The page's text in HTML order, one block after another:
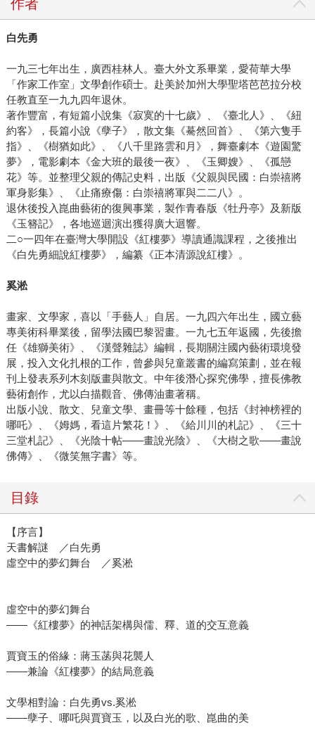
作者
白先勇
一九三七年出生，廣西桂林人。臺大外文系畢業，愛荷華大學
「作家工作室」文學創作碩士。赴美於加州大學聖塔芭芭拉分校
任教直至一九九四年退休。
著作豐富，有短篇小說集《寂寞的十七歲》、《臺北人》、《紐
約客》，長篇小說《孽子》，散文集《驀然回首》、《第六隻手
指》、《樹猶如此》、《八千里路雲和月》，舞臺劇本《遊園驚
夢》，電影劇本《金大班的最後一夜》、《玉卿嫂》、《孤戀
花》等。並整理父親的傳記史料，出版《父親與民國：白崇禧將
軍身影集》、《止痛療傷：白崇禧將軍與二二八》。
退休後投入崑曲藝術的復興事業，製作青春版《牡丹亭》及新版
《玉簪記》，各地巡迴演出獲得廣大迴響。
二○一四年在臺灣大學開設《紅樓夢》導讀通識課程，之後推出
《白先勇細說紅樓夢》，編纂《正本清源說紅樓》。
奚淞
畫家、文學家，喜以「手藝人」自居。一九四六年出生，國立藝
專美術科畢業後，留學法國巴黎習畫。一九七五年返國，先後擔
任《雄獅美術》、《漢聲雜誌》編輯，長期關注國內藝術環境發
展，投入文化扎根的工作，曾參與兒童叢書的編寫策劃，並在報
刊上發表系列木刻版畫與散文。中年後潛心探究佛學，擅長佛教
藝術創作，尤以白描觀音、佛傳油畫著稱。
出版小說、散文、兒童文學、畫冊等十餘種，包括《封神榜裡的
哪吒》、《姆媽，看這片繁花！》、《給川川的札記》、《三十
三堂札記》、《光陰十帖——畫說光陰》、《大樹之歌——畫說
佛傳》、《微笑無字書》等。
目錄
【序言】
天書解謎 ／白先勇
虛空中的夢幻舞台 ／奚淞
虛空中的夢幻舞台
——《紅樓夢》的神話架構與儒、釋、道的交互意義
賈寶玉的俗緣：蔣玉菡與花襲人
——兼論《紅樓夢》的結局意義
文學相對論：白先勇vs.奚淞
——孽子、哪吒與賈寶玉，以及白光的歌、崑曲的美